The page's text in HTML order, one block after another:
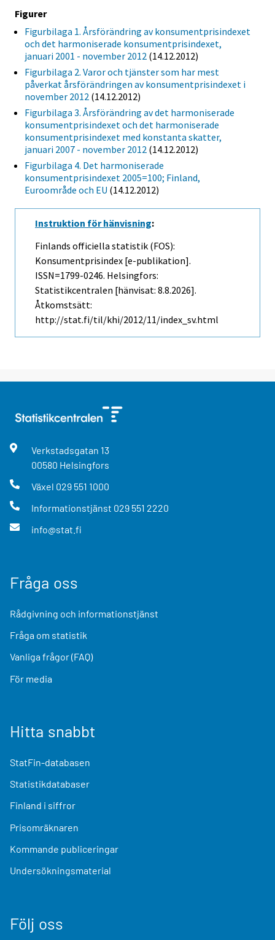
Figurer
Figurbilaga 1. Årsförändring av konsumentprisindexet
och det harmoniserade konsumentprisindexet,
januari 2001 - november 2012 (14.12.2012)
Figurbilaga 2. Varor och tjänster som har mest
påverkat årsförändringen av konsumentprisindexet i
november 2012 (14.12.2012)
Figurbilaga 3. Årsförändring av det harmoniserade
konsumentprisindexet och det harmoniserade
konsumentprisindexet med konstanta skatter,
januari 2007 - november 2012 (14.12.2012)
Figurbilaga 4. Det harmoniserade
konsumentprisindexet 2005=100; Finland,
Euroområde och EU (14.12.2012)
Instruktion för hänvisning:
Finlands officiella statistik (FOS):
Konsumentprisindex [e-publikation].
ISSN=1799-0246. Helsingfors:
Statistikcentralen [hänvisat: 8.8.2026].
Åtkomstsätt:
http://stat.fi/til/khi/2012/11/index_sv.html
Verkstadsgatan 13
00580 Helsingfors
Växel 029 551 1000
Informationstjänst 029 551 2220
info@stat.fi
Fråga oss
Rådgivning och informationstjänst
Fråga om statistik
Vanliga frågor (FAQ)
För media
Hitta snabbt
StatFin-databasen
Statistikdatabaser
Finland i siffror
Prisomräknaren
Kommande publiceringar
Undersökningsmaterial
Följ oss